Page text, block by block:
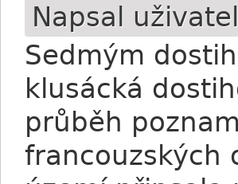
Napsal uživatel
Sedmým
klusácká
průběh
francouzských